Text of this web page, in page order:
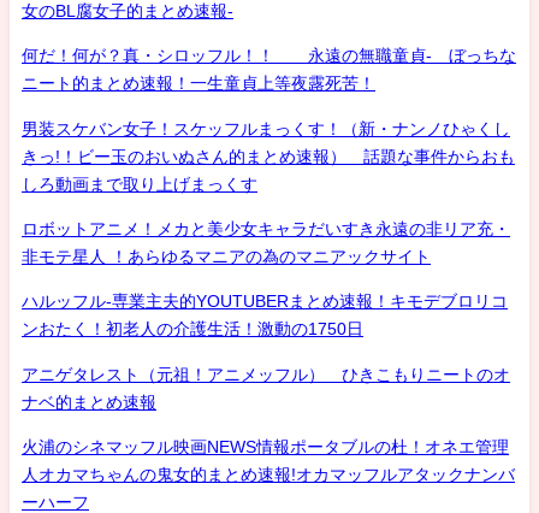
女のBL腐女子的まとめ速報-
何だ！何が？真・シロッフル！！ 永遠の無職童貞- ぼっちな
ニート的まとめ速報！一生童貞上等夜露死苦！
男装スケバン女子！スケッフルまっくす！（新・ナンノひゃくし
きっ!！ビー玉のおいぬさん的まとめ速報） 話題な事件からおも
しろ動画まで取り上げまっくす
ロボットアニメ！メカと美少女キャラだいすき永遠の非リア充・
非モテ星人 ！あらゆるマニアの為のマニアックサイト
ハルッフル-専業主夫的YOUTUBERまとめ速報！キモデブロリコ
ンおたく！初老人の介護生活！激動の1750日
アニゲタレスト（元祖！アニメッフル） ひきこもりニートのオ
ナベ的まとめ速報
火浦のシネマッフル映画NEWS情報ポータブルの杜！オネエ管理
人オカマちゃんの鬼女的まとめ速報!オカマッフルアタックナンバ
ーハーフ